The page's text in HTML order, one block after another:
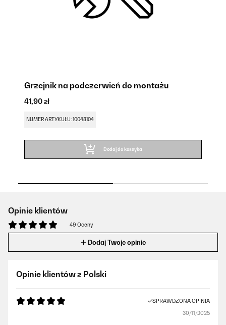
Grzejnik na podczerwień do montażu
41,90 zł
NUMER ARTYKUŁU: 10048104
Dodaj do koszyka
Opinie klientów
49 Oceny
Dodaj Twoje opinie
Opinie klientów z Polski
SPRAWDZONA OPINIA
30/11/2025